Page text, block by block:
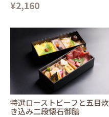
¥2,160
特選ローストビーフと五目炊
き込み二段懐石御膳